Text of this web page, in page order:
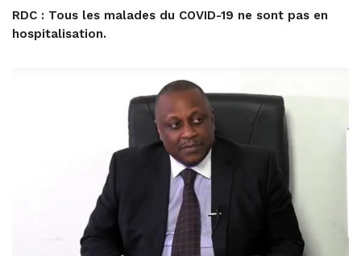
RDC : Tous les malades du COVID-19 ne sont pas en
hospitalisation.